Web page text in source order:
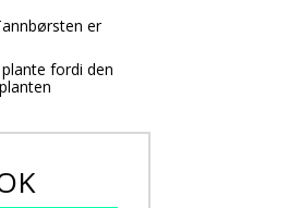
er
fordi den